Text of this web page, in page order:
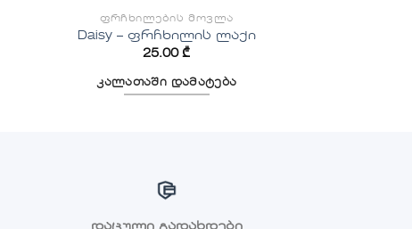
ᲤᲠᲩᲮᲘᲚᲔᲑᲘᲡ ᲛᲝᲕᲚᲐ
Daisy – ფრჩხილის ლაქი
25.00₾
კალათაში დამატება
დაცული გადახდები